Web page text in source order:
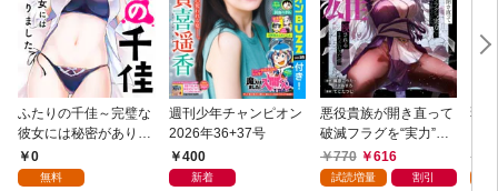
ふたりの千佳～完璧な
彼女には秘密がありま
した(1)
0
無料
週刊少年チャンピオン
2026年36+37号
400
新着
悪役貴族が開き直って
破滅フラグを“実力”で
叩き折っていたら、い
つの間にかヒロイン達
770 616
試読増量 割引
弱